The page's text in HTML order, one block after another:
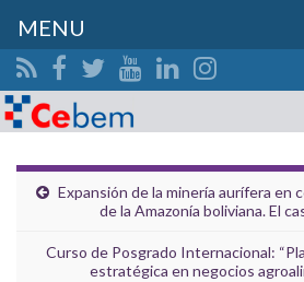
Search for:
Expansión de la minería aurífera en
de la Amazonía boliviana. El
Curso de Posgrado Internacional:
estratégica en negocios
MENU